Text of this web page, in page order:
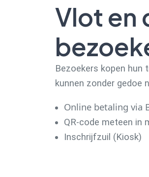
Vlot en
Bezoekers kopen hun
kunnen zonder gedoe
Online betaling via
QR-code meteen in
Inschrijfzuil (Kiosk)